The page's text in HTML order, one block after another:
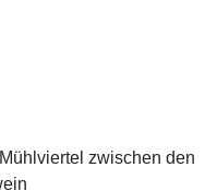
zwischen den